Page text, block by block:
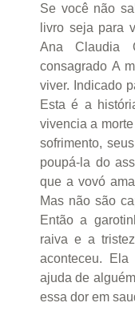
Se você não
livro seja para
Ana Claudia
consagrado A
viver. Indicado
Esta é a
vivencia a
sofrimento,
poupá-la do
que a vovó
Mas não são
Então a
raiva e a
aconteceu.
ajuda de
essa dor em